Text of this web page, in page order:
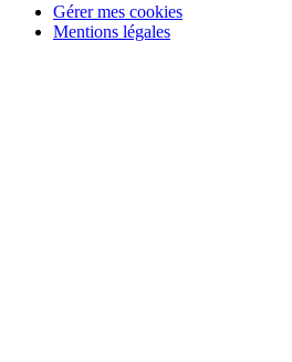
Gérer mes cookies
Mentions légales